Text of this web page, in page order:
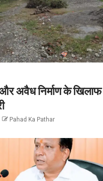
अवैध निर्माण के खिलाफ
Pahad Ka Pathar